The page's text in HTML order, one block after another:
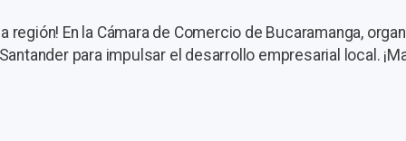
región! En la Cámara de Comercio de Bucaramanga,
para impulsar el desarrollo empresarial local.